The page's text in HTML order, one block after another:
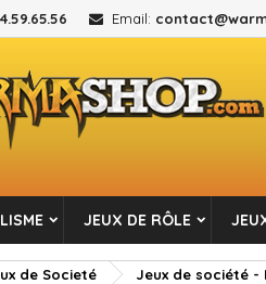
Email:
JEUX DE RÔLE
de Societé Jeux de société -
add_circle_outline